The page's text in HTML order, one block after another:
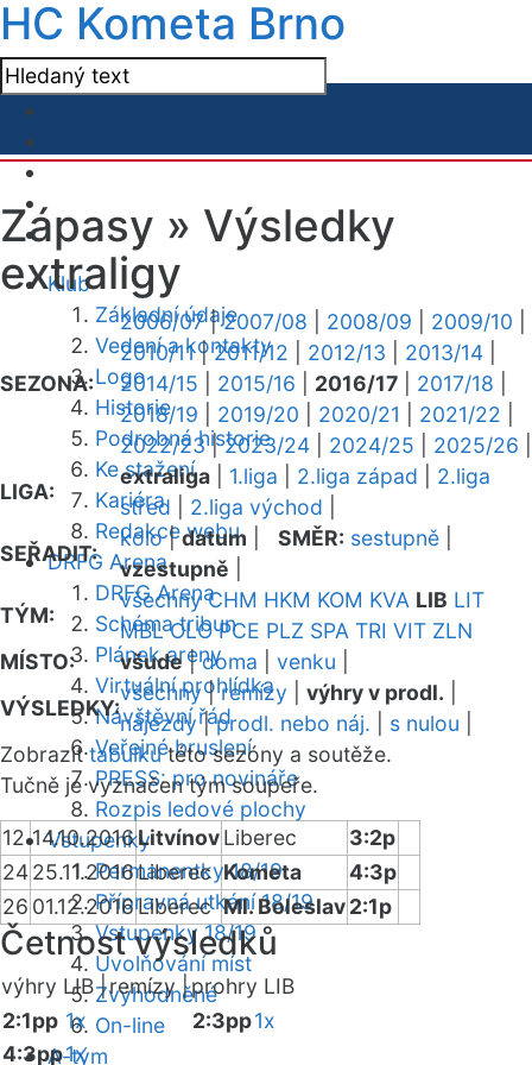
HC Kometa Brno
Klub
Základní údaje
Vedení a kontakty
Logo
Historie
Podrobná historie
Ke stažení
Kariéra
Redakce webu
DRFG Arena
DRFG Arena
Schéma tribun
Plánek areny
Virtuální prohlídka
Návštěvní řád
Veřejné bruslení
PRESS: pro novináře
Rozpis ledové plochy
Vstupenky
Permanentky 18/19
Přípravná utkání 18/19
Vstupenky 18/19
Uvolňování míst
Zvýhodněné
On-line
A-tým
Zápasy » Výsledky
extraligy
SEZONA:
2006/07|2007/08 2008/09 2009/10
2010/11|2011/12 2012/13 2013/14
2014/15
2015/16 2016/17 2017/18
2018/19
2019/20 2020/21 2021/22
2022/23|2023/24 2024/25 2025/26
LIGA:
extraliga 1.liga 2.liga západ
2.liga
střed
2.liga východ
SEŘADIT:
kolo|datum SMĚR: sestupně
vzestupně
TÝM:
všechny CHM HKM KOM KVA LIB LIT
MBL OLO PCE PLZ SPA TRI VIT ZLN
MÍSTO:
všude|doma venku
VÝSLEDKY:
všechny|remízy výhry v prodl.
nájezdy|prodl. nebo náj. s nulou
Zobrazittabulkutéto sezóny a soutěže.
Tučně je vyznačen tým soupeře.
12 14.10.2016LitvínovLiberec
3:2p
2425.11.2016Liberec Kometa
4:3p
26 01.12.2016Liberec Ml. Boleslav2:1p
Četnost výsledků
výhry LIB |remízy |prohry LIB
2:1pp 1x
4:3pp1x
2:3pp1x